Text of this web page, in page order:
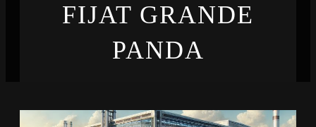
FIJAT GRANDE
PANDA